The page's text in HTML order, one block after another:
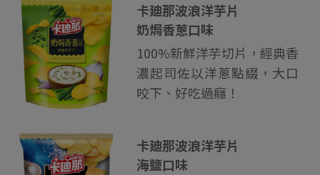
卡廸那波浪洋芋片
奶焗香蔥口味
100%新鮮洋芋切片，經典香
濃起司佐以洋蔥點綴，大口
咬下、好吃過癮！
卡廸那波浪洋芋片
海鹽口味